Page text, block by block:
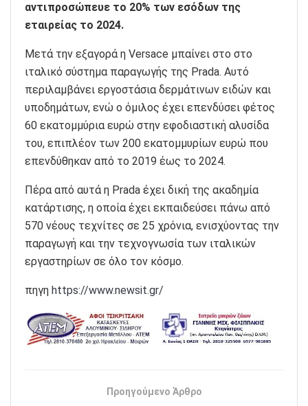
αντιπροσώπευε το 20% των εσόδων της
εταιρείας το 2024.
Μετά την εξαγορά η Versace μπαίνει στο στο
ιταλικό σύστημα παραγωγής της Prada. Αυτό
περιλαμβάνει εργοστάσια δερμάτινων ειδών και
υποδημάτων, ενώ ο όμιλος έχει επενδύσει φέτος
60 εκατομμύρια ευρώ στην εφοδιαστική αλυσίδα
του, επιπλέον των 200 εκατομμυρίων ευρώ που
επενδύθηκαν από το 2019 έως το 2024.
Πέρα από αυτά η Prada έχει δική της ακαδημία
κατάρτισης, η οποία έχει εκπαιδεύσει πάνω από
570 νέους τεχνίτες σε 25 χρόνια, ενισχύοντας την
παραγωγή και την τεχνογνωσία των ιταλικών
εργαστηρίων σε όλο τον κόσμο.
πηγη https://www.newsit.gr/
Προηγούμενο Άρθρο